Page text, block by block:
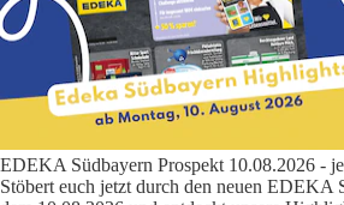
EDEKA Südbayern Prospekt 10.08.2026 -
Stöbert euch jetzt durch den neuen EDEKA